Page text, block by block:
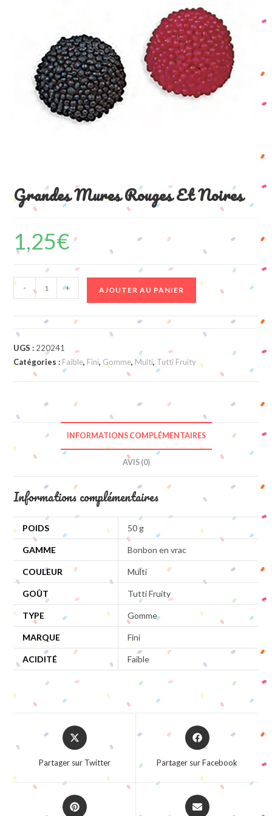
Grandes Mures Rouges Et Noires
1,25€
quantité
de
Rouges
Et
Noires
- + AJOUTER AU PANIER
UGS : 220241
Catégories : Faible, Fini, Gomme, Multi, Tutti Fruity
INFORMATIONS COMPLÉMENTAIRES
AVIS (0)
Informations complémentaires
POIDS 50 g
GAMME Bonbon en vrac
COULEUR Multi
GOÛT Tutti Fruity
TYPE Gomme
MARQUE Fini
ACIDITÉ Faible
Opens
in
new
window
Partager sur Twitter
Opens
in
window
Partager sur Facebook
Opens
in
Opens
in